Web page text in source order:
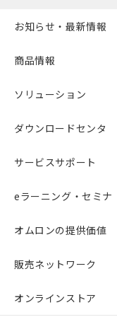
お知らせ・最新情報
商品情報
ソリューション
ダウンロードセンタ
サービスサポート
eラーニング・セミナ
オムロンの提供価値
販売ネットワーク
オンラインストア